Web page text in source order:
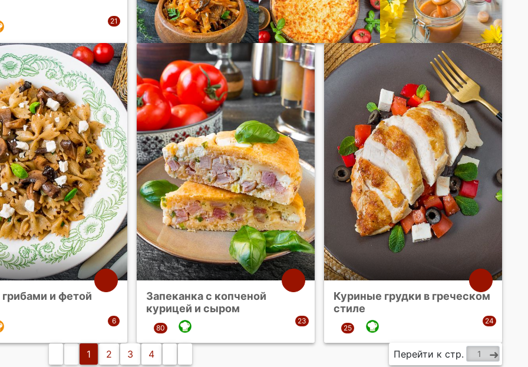
и фетой
Запеканка с копченой
курицей и сыром
Куриные грудки в греческом
стиле
1 2 3 4 Перейти к стр.